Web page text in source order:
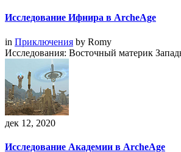
Исследование Ифнира в ArcheAge
in Приключения by Romy
Исследования: Восточный материк
дек 12, 2020
Исследование Академии в ArcheAge